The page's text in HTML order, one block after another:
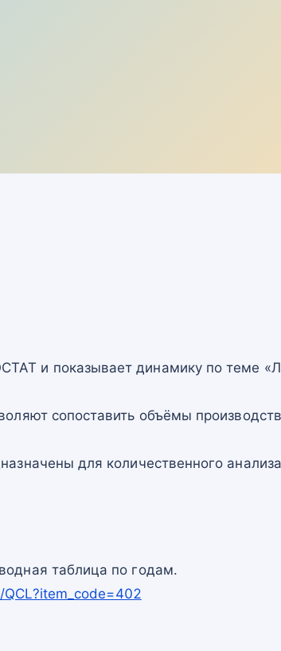
и показывает динамику по теме
сопоставить объёмы
для количественного
таблица по годам.